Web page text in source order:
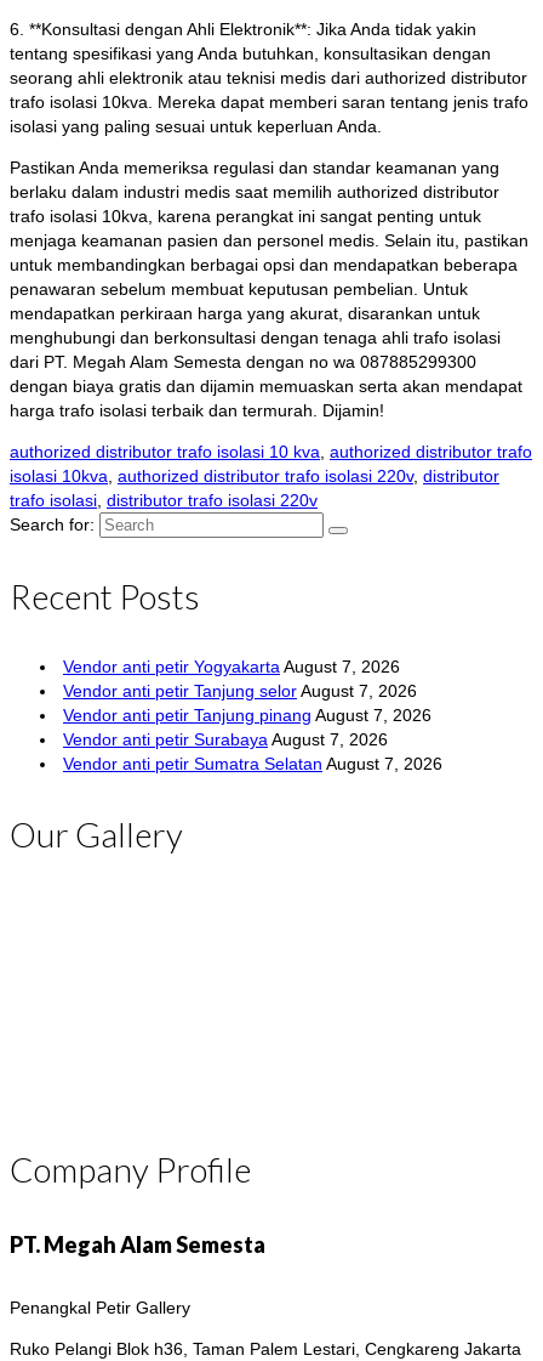
6. **Konsultasi dengan Ahli Elektronik**: Jika Anda tidak yakin
tentang spesifikasi yang Anda butuhkan, konsultasikan dengan
seorang ahli elektronik atau teknisi medis dari authorized distributor
trafo isolasi 10kva. Mereka dapat memberi saran tentang jenis trafo
isolasi yang paling sesuai untuk keperluan Anda.
Pastikan Anda memeriksa regulasi dan standar keamanan yang
berlaku dalam industri medis saat memilih authorized distributor
trafo isolasi 10kva, karena perangkat ini sangat penting untuk
menjaga keamanan pasien dan personel medis. Selain itu, pastikan
untuk membandingkan berbagai opsi dan mendapatkan beberapa
penawaran sebelum membuat keputusan pembelian. Untuk
mendapatkan perkiraan harga yang akurat, disarankan untuk
menghubungi dan berkonsultasi dengan tenaga ahli trafo isolasi
dari PT. Megah Alam Semesta dengan no wa 087885299300
dengan biaya gratis dan dijamin memuaskan serta akan mendapat
harga trafo isolasi terbaik dan termurah. Dijamin!
authorized distributor trafo isolasi 10 kva authorized distributor trafo
isolasi 10kva authorized distributor trafo isolasi 220v, distributor
trafo isolasi distributor trafo isolasi 220v
Search for:
Recent Posts
Vendor anti petir Yogyakarta August 7, 2026
Vendor anti petir Tanjung selorAugust 7, 2026
Vendor anti petir Tanjung pinang August 7, 2026
Vendor anti petir Surabaya August 7, 2026
Vendor anti petir Sumatra Selatan August 7, 2026
Our Gallery
Company Profile
PT. Megah Alam Semesta
Penangkal Petir Gallery
Ruko Pelangi Blok h36, Taman Palem Lestari, Cengkareng Jakarta